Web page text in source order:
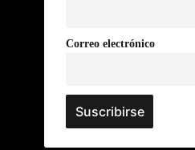
Correo electrónico